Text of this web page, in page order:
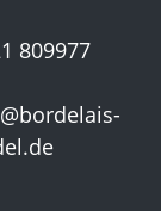
809977